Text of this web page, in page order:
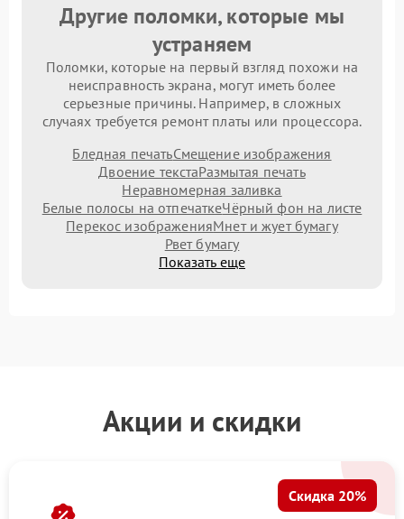
Другие поломки, которые мы
устраняем
Поломки, которые на первый взгляд похожи на
неисправность экрана, могут иметь более
серьезные причины. Например, в сложных
случаях требуется ремонт платы или процессора.
Бледная печатьСмещение изображения
Двоение текстаРазмытая печать
Неравномерная заливка
Белые полосы на отпечаткеЧёрный фон на листе
Перекос изображенияМнет и жует бумагу
Рвет бумагу
Показать еще
Акции и скидки
Скидка 20%